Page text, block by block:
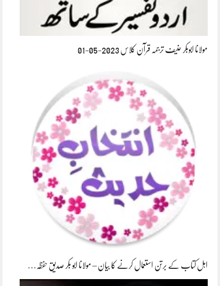
مولانا ابوبکر حنیف ترجمہ قرآن کلاس 2023-05-01
اہل کتاب کے برتن استعمال کرنے کا بیان – مولانا ابو بکر صدیق حفظہ…